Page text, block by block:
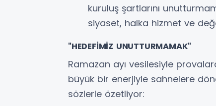
kuruluş şartlarını
siyaset, halka hizmet ve
"HEDEFİMİZ UNUTTURMAMAK"
Ramazan ayı vesilesiyle
büyük bir enerjiyle sahnelere
sözlerle özetliyor: